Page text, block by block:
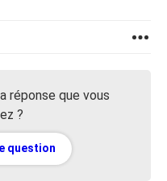
réponse que vous
?
question